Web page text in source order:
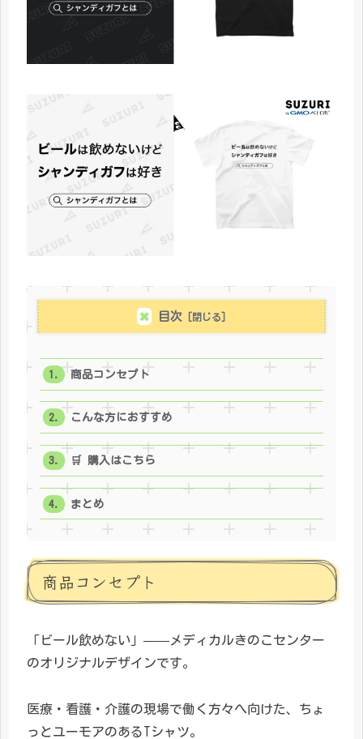
目次
商品コンセプト
こんな方におすすめ
🛒 購入はこちら
まとめ
商品コンセプト
「ビール飲めない」——メディカルきのこセンター
のオリジナルデザインです。
医療・看護・介護の現場で働く方々へ向けた、ちょ
っとユーモアのあるTシャツ。